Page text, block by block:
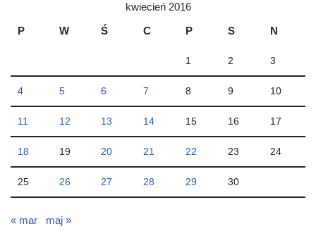
kwiecień 2016
P
W Ś C P S N
1 2 3
4 5 6 7 8 9 10
11 12 13 14 15 16 17
18 19 20 21 22 23 24
25 26 27 28 29 30
« mar maj »